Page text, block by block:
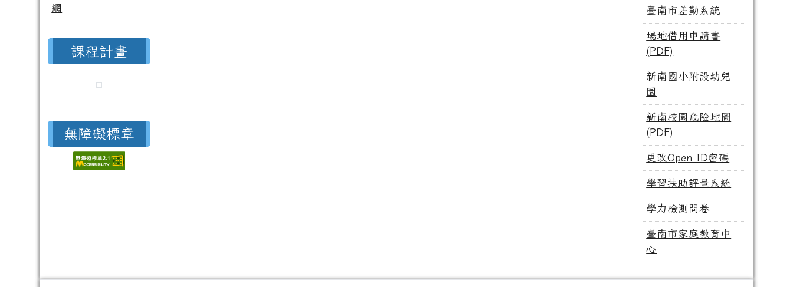
網
課程計畫
無障礙標章
臺南市差勤系統
場地借用申請書
(PDF)
新南國小附設幼兒
園
新南校園危險地圖
(PDF)
更改Open ID密碼
學習扶助評量系統
學力檢測問卷
臺南市家庭教育中
心